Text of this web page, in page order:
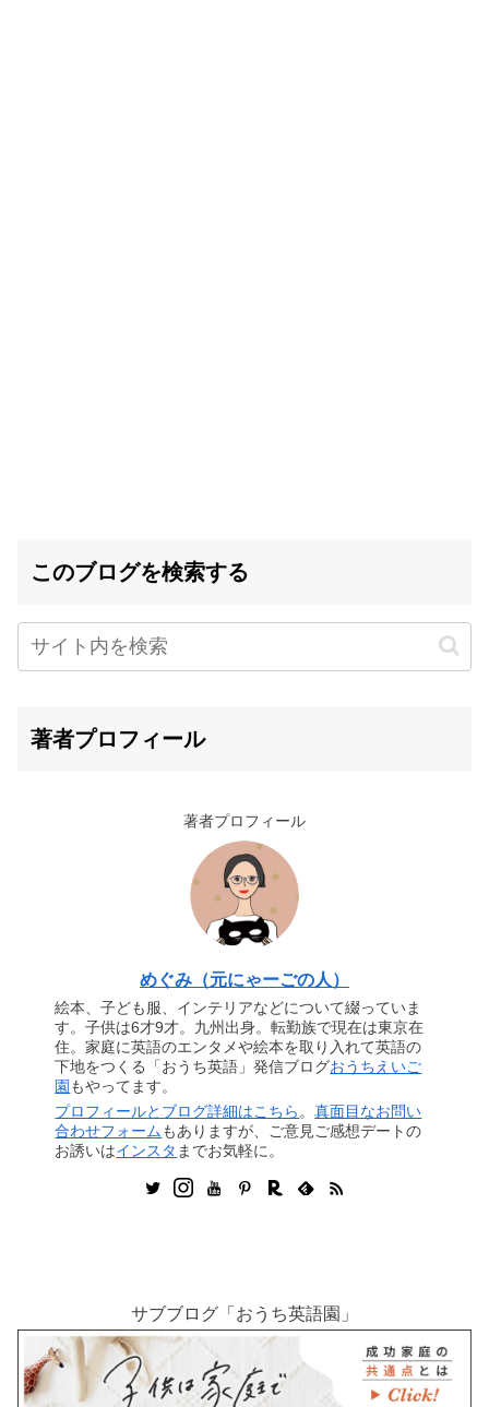
このブログを検索する
著者プロフィール
著者プロフィール
めぐみ（元にゃーごの人）
絵本、子ども服、インテリアなどについて綴っていま
す。子供は6才9才。九州出身。転勤族で現在は東京在
住。家庭に英語のエンタメや絵本を取り入れて英語の
下地をつくる「おうち英語」発信ブログおうちえいご
園 もやってます。
プロフィールとブログ詳細はこちら 。真面目なお問い
合わせフォームもありますが、ご意見ご感想デートの
お誘いはインスタ までお気軽に。
サブブログ「おうち英語園」